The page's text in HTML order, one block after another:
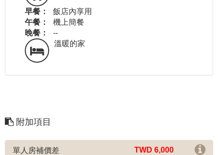
早餐：
飯店內享用
午餐：
機上簡餐
晚餐：
--
溫暖的家
附加項目
單人房補價差 TWD 6,000